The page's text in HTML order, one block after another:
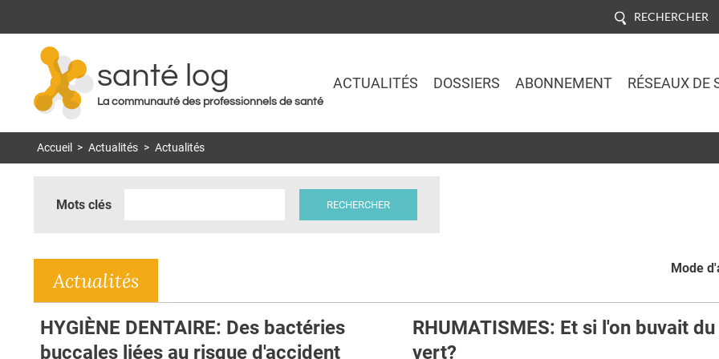
RECHERCHER
santé log
La communauté des professionnels de santé
ACTUALITÉS DOSSIERS ABONNEMENT RÉSEAUX DE
Accueil > Actualités > Actualités
Mots clés
Mode
Actualités
HYGIÈNE DENTAIRE: Des bactéries
buccales liées au risque d'accident
RHUMATISMES: Et si l'on buvait
vert?